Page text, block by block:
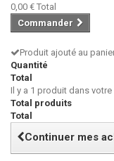
0,00 € Total
Commander
Produit ajouté au
Quantité
Total
Il y a 1 produit dans votre
Total produits
Total
Continuer mes